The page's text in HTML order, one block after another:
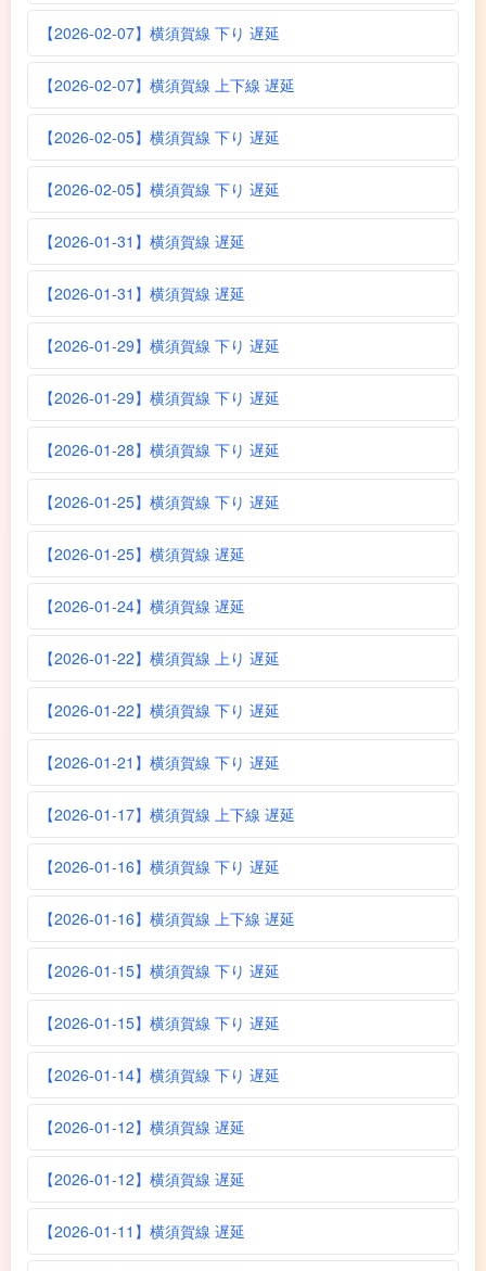
【2026-02-07】横須賀線 下り 遅延
【2026-02-07】横須賀線 上下線 遅延
【2026-02-05】横須賀線 下り 遅延
【2026-02-05】横須賀線 下り 遅延
【2026-01-31】横須賀線 遅延
【2026-01-31】横須賀線 遅延
【2026-01-29】横須賀線 下り 遅延
【2026-01-29】横須賀線 下り 遅延
【2026-01-28】横須賀線 下り 遅延
【2026-01-25】横須賀線 下り 遅延
【2026-01-25】横須賀線 遅延
【2026-01-24】横須賀線 遅延
【2026-01-22】横須賀線 上り 遅延
【2026-01-22】横須賀線 下り 遅延
【2026-01-21】横須賀線 下り 遅延
【2026-01-17】横須賀線 上下線 遅延
【2026-01-16】横須賀線 下り 遅延
【2026-01-16】横須賀線 上下線 遅延
【2026-01-15】横須賀線 下り 遅延
【2026-01-15】横須賀線 下り 遅延
【2026-01-14】横須賀線 下り 遅延
【2026-01-12】横須賀線 遅延
【2026-01-12】横須賀線 遅延
【2026-01-11】横須賀線 遅延